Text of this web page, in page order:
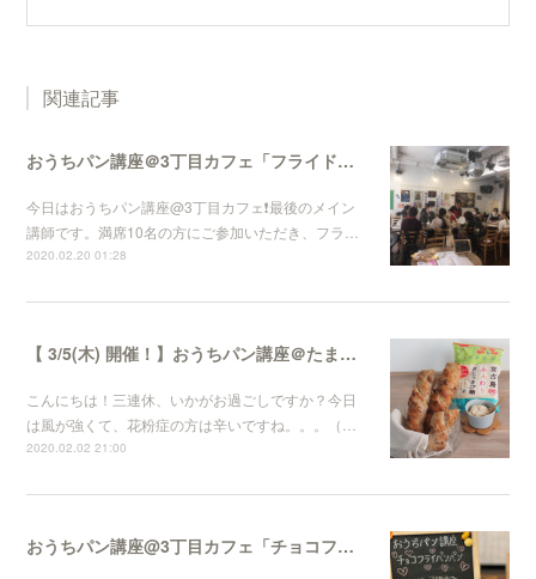
関連記事
おうちパン講座＠3丁目カフェ「フライドオニオンとチーズの切りっぱなしパン」
今日はおうちパン講座@3丁目カフェ❗️最後のメイン
講師です。満席10名の方にご参加いただき、フラ…
2020.02.20 01:28
【 3/5(木) 開催！】おうちパン講座＠たまプラーザ「3丁目カフェ」
こんにちは！三連休、いかがお過ごしですか？今日
は風が強くて、花粉症の方は辛いですね。。。（…
2020.02.02 21:00
おうちパン講座@3丁目カフェ「チョコフライパンパン」